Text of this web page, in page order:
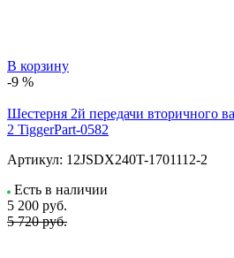
В корзину
-9 %
Шестерня 2й передачи вторичного
2 TiggerPart-0582
Артикул: 12JSDX240T-1701112-2
Есть в наличии
5 200 руб.
5 720 руб.